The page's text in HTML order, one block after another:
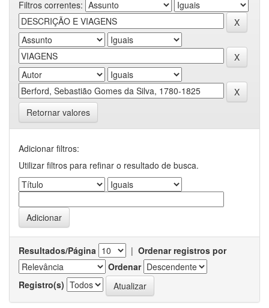
Filtros correntes:
Retornar valores
Adicionar filtros:
Utilizar filtros para refinar o resultado de busca.
Resultados/Página | Ordenar registros por
Ordenar
Registro(s)